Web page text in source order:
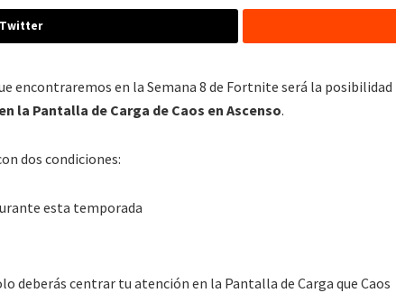
encontraremos en la Semana 8 de Fortnite será la posibilidad
la Pantalla de Carga de Caos en Ascenso.
dos condiciones:
esta temporada
deberás centrar tu atención en la Pantalla de Carga que Caos